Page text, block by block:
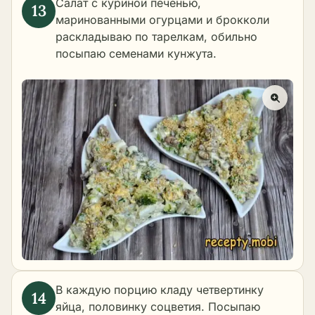
маринованными огурцами и брокколи
раскладываю по тарелкам, обильно
посыпаю семенами кунжута.
В каждую порцию кладу четвертинку
яйца, половинку соцветия. Посыпаю